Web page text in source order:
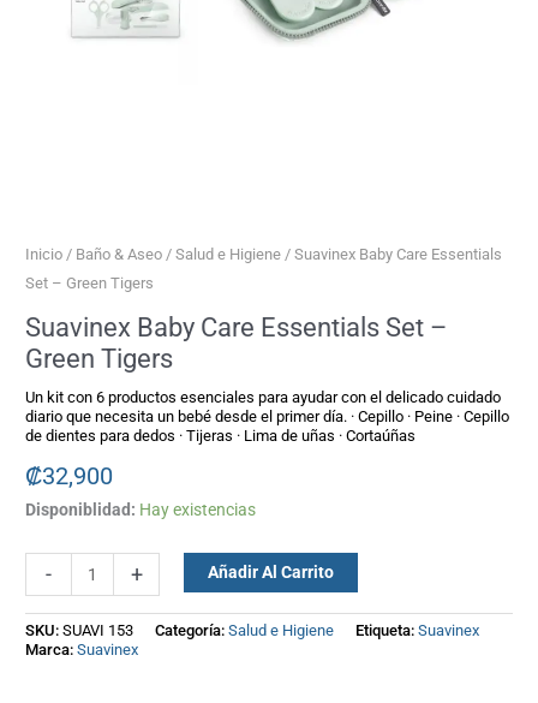
Inicio / Baño & Aseo /Salud e Higiene / Suavinex Baby Care Essentials
Set – Green Tigers
Suavinex Baby Care Essentials Set –
Green Tigers
Un kit con 6 productos esenciales para ayudar con el delicado cuidado
diario que necesita un bebé desde el primer día. · Cepillo · Peine · Cepillo
de dientes para dedos · Tijeras · Lima de uñas · Cortaúñas
₡32,900
Disponiblidad: Hay existencias
- + Añadir Al Carrito
SKU:SUAVI 153 Categoría:Salud e Higiene Etiqueta:Suavinex
Marca:Suavinex